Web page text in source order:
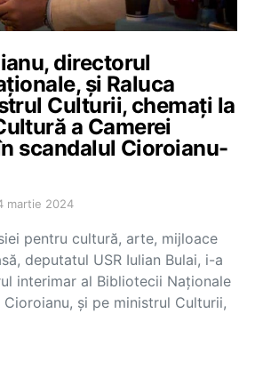
directorul
și Raluca
Culturii, chemați la
a Camerei
scandalul Cioroianu-
martie 2024
pentru cultură, arte, mijloace
deputatul USR Iulian Bulai, i-a
interimar al Bibliotecii Naționale
Cioroianu, și pe ministrul Culturii,